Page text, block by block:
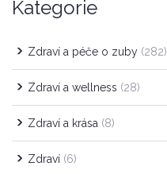
Kategorie
Zdraví a péče o zuby (282)
Zdraví a wellness (28)
Zdraví a krása (8)
Zdraví (6)